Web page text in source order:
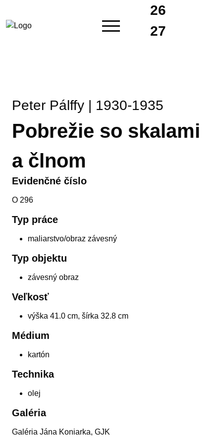
26
27
Peter Pálffy | 1930-1935
Pobrežie so skalami
a člnom
Evidenčné číslo
O 296
Typ práce
maliarstvo/obraz závesný
Typ objektu
závesný obraz
Veľkosť
výška 41.0 cm, šírka 32.8 cm
Médium
kartón
Technika
olej
Galéria
Galéria Jána Koniarka, GJK